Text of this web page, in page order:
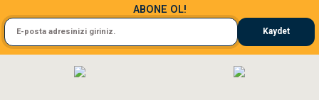
Gönder
Kedim taze mamaya bayıldı kargo fimrasın da bir sorun yaşadım ve arkadaşlar
El**** Ek******
Köpeğim bayıldı hediyeler için teşekkürler
ABONE OL!
Kaydet